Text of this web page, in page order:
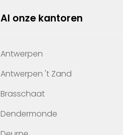
Al onze kantoren
Antwerpen
Antwerpen 't Zand
Brasschaat
Dendermonde